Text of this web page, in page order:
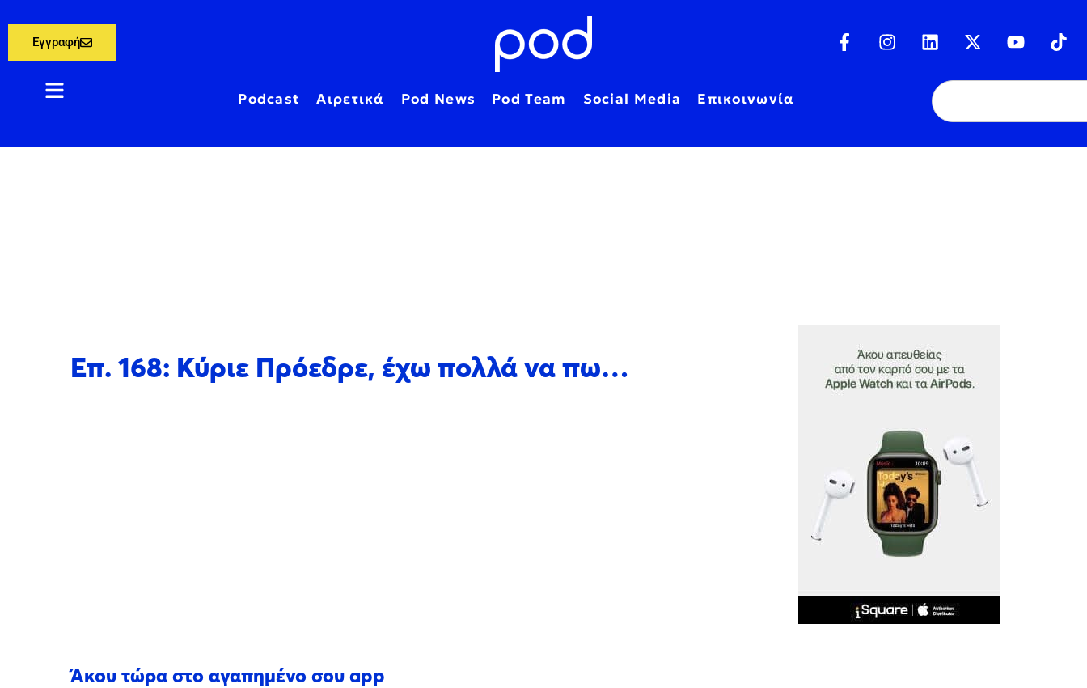
Εγγραφή
Podcast Αιρετικά Pod News Pod Team Social Media Επικοινωνία
Επ. 168: Κύριε Πρόεδρε, έχω πολλά να πω…
Άκου τώρα στο αγαπημένο σου app